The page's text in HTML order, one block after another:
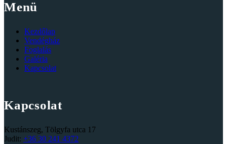
Menü
Kezdőlap
Vendégház
Foglalás
Galéria
Kapcsolat
Kapcsolat
Kustánszeg, Tölgyfa utca 17
Judit: +36 30 241 4372